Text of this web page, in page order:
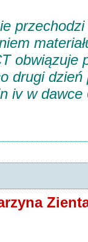
obwiązuje
drugi
iv w